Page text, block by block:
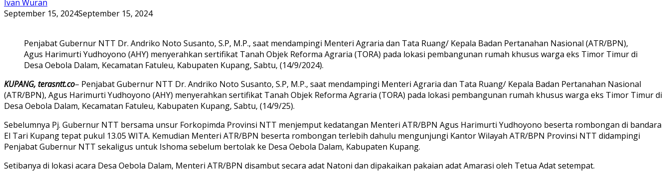
Ivan Wuran
September 15, 2024September 15, 2024
Penjabat Gubernur NTT Dr. Andriko Noto Susanto, S.P, M.P., saat mendampingi Menteri Agraria dan Tata Ruang/ Kepala Badan Pertanahan Nasional (ATR/BPN),
Agus Harimurti Yudhoyono (AHY) menyerahkan sertifikat Tanah Objek Reforma Agraria (TORA) pada lokasi pembangunan rumah khusus warga eks Timor Timur di
Desa Oebola Dalam, Kecamatan Fatuleu, Kabupaten Kupang, Sabtu, (14/9/2024).
KUPANG, terasntt.co– Penjabat Gubernur NTT Dr. Andriko Noto Susanto, S.P, M.P., saat mendampingi Menteri Agraria dan Tata Ruang/ Kepala Badan Pertanahan Nasional
(ATR/BPN), Agus Harimurti Yudhoyono (AHY) menyerahkan sertifikat Tanah Objek Reforma Agraria (TORA) pada lokasi pembangunan rumah khusus warga eks Timor Timur di
Desa Oebola Dalam, Kecamatan Fatuleu, Kabupaten Kupang, Sabtu, (14/9/25).
Sebelumnya Pj. Gubernur NTT bersama unsur Forkopimda Provinsi NTT menjemput kedatangan Menteri ATR/BPN Agus Harimurti Yudhoyono beserta rombongan di bandara
El Tari Kupang tepat pukul 13.05 WITA. Kemudian Menteri ATR/BPN beserta rombongan terlebih dahulu mengunjungi Kantor Wilayah ATR/BPN Provinsi NTT didampingi
Penjabat Gubernur NTT sekaligus untuk Ishoma sebelum bertolak ke Desa Oebola Dalam, Kabupaten Kupang.
Setibanya di lokasi acara Desa Oebola Dalam, Menteri ATR/BPN disambut secara adat Natoni dan dipakaikan pakaian adat Amarasi oleh Tetua Adat setempat.